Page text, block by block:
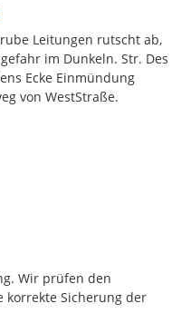
Leitungen rutscht ab,
im Dunkeln. Str. Des
Ecke Einmündung
von WestStraße.
Wir prüfen den
korrekte Sicherung der